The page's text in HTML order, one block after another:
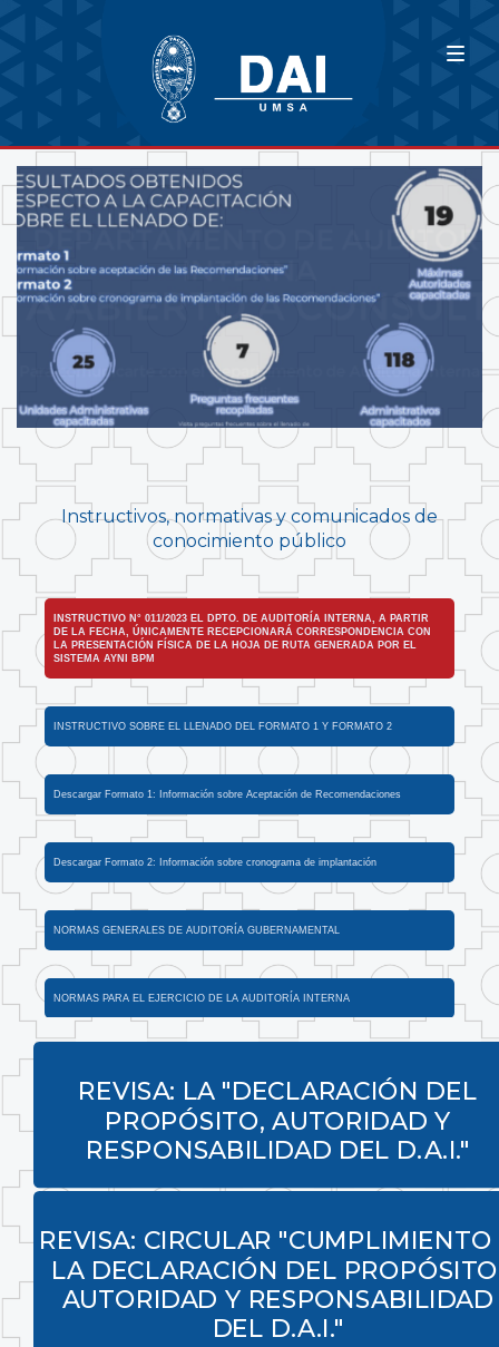
Instructivos, normativas y comunicados de
conocimiento público
INSTRUCTIVO N° 011/2023 EL DPTO. DE AUDITORÍA INTERNA, A PARTIR
DE LA FECHA, ÚNICAMENTE RECEPCIONARÁ CORRESPONDENCIA CON
LA PRESENTACIÓN FÍSICA DE LA HOJA DE RUTA GENERADA POR EL
SISTEMA AYNI BPM
INSTRUCTIVO SOBRE EL LLENADO DEL FORMATO 1 Y FORMATO 2
Descargar Formato 1: Información sobre Aceptación de Recomendaciones
Descargar Formato 2: Información sobre cronograma de implantación
NORMAS GENERALES DE AUDITORÍA GUBERNAMENTAL
NORMAS PARA EL EJERCICIO DE LA AUDITORÍA INTERNA
REGLAMENTO PARA LA ELABORACIÓN DE INFORMES DE AUDITORÍA CON
INDICIOS DE RESPONSABILIDAD
REVISA: LA "DECLARACIÓN DEL
PROPÓSITO, AUTORIDAD Y
RESPONSABILIDAD DEL D.A.I."
REVISA: CIRCULAR "CUMPLIMIENTO
LA DECLARACIÓN DEL
AUTORIDAD Y RESPONSABILIDAD
DEL D.A.I."